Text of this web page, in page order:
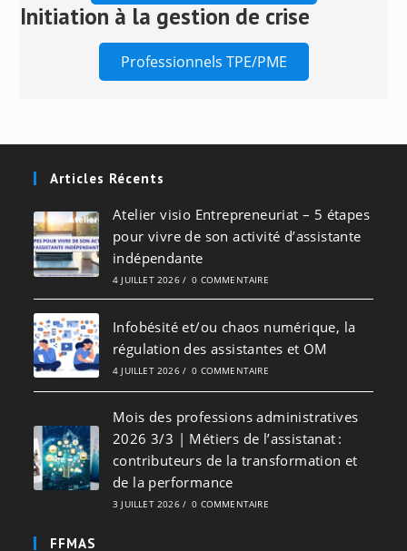
Initiation à la gestion de crise
Professionnels TPE/PME
Articles Récents
Atelier visio Entrepreneuriat – 5 étapes
pour vivre de son activité d’assistante
indépendante
4 JUILLET 2026 / 0 COMMENTAIRE
Infobésité et/ou chaos numérique, la
régulation des assistantes et OM
4 JUILLET 2026 / 0 COMMENTAIRE
Mois des professions administratives
2026 3/3 | Métiers de l’assistanat :
contributeurs de la transformation et
de la performance
3 JUILLET 2026 / 0 COMMENTAIRE
FFMAS